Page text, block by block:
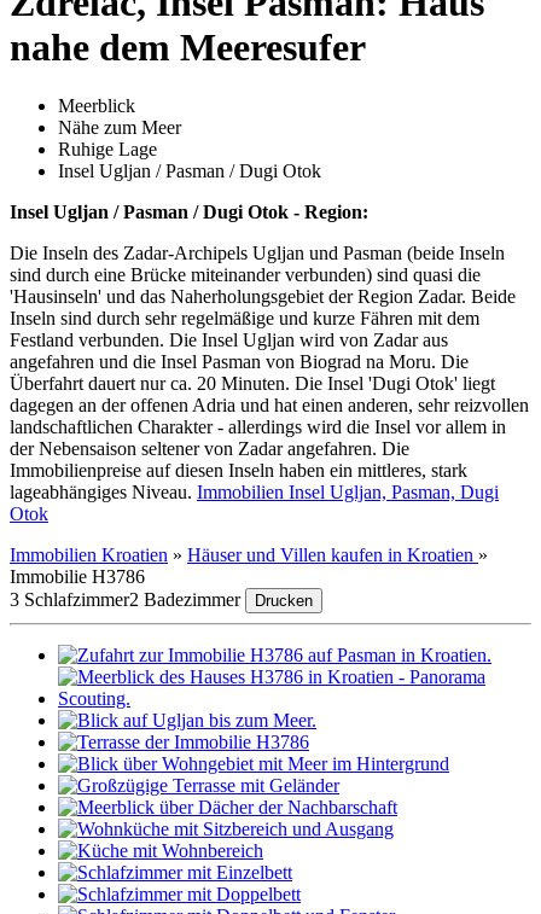
nahe dem Meeresufer
Meerblick
Nähe zum Meer
Ruhige Lage
Insel Ugljan / Pasman / Dugi Otok
Insel Ugljan / Pasman / Dugi Otok - Region:
Die Inseln des Zadar-Archipels Ugljan und Pasman (beide Inseln
sind durch eine Brücke miteinander verbunden) sind quasi die
'Hausinseln' und das Naherholungsgebiet der Region Zadar. Beide
Inseln sind durch sehr regelmäßige und kurze Fähren mit dem
Festland verbunden. Die Insel Ugljan wird von Zadar aus
angefahren und die Insel Pasman von Biograd na Moru. Die
Überfahrt dauert nur ca. 20 Minuten. Die Insel 'Dugi Otok' liegt
dagegen an der offenen Adria und hat einen anderen, sehr reizvollen
landschaftlichen Charakter - allerdings wird die Insel vor allem in
der Nebensaison seltener von Zadar angefahren. Die
Immobilienpreise auf diesen Inseln haben ein mittleres, stark
lageabhängiges Niveau. Immobilien Insel Ugljan, Pasman, Dugi
Otok
Immobilien Kroatien » Häuser und Villen kaufen in Kroatien »
Immobilie H3786
3 Schlafzimmer2 Badezimmer Drucken